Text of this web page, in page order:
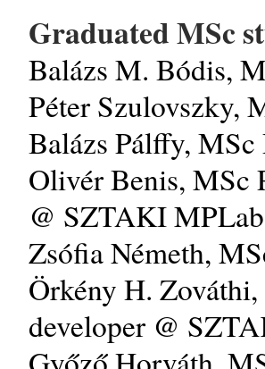
Graduated MSc
Balázs M. Bódis,
Péter Szulovszky,
Balázs Pálffy,
Olivér Benis, MSc
@ SZTAKI MPLab
Zsófia Németh,
Örkény H.
developer @